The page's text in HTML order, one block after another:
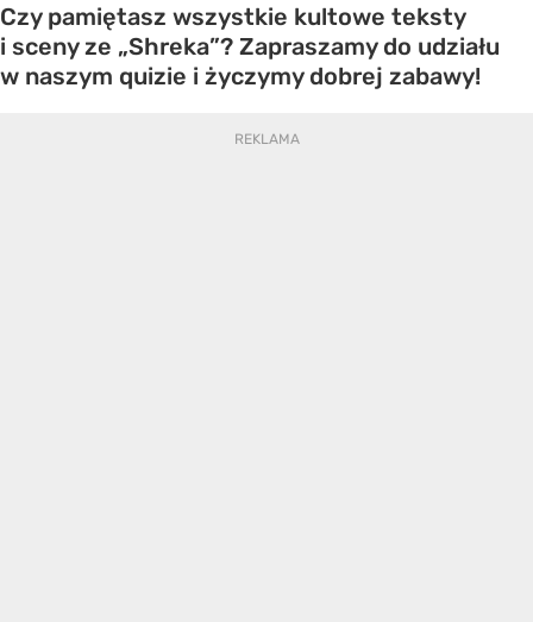
Czy pamiętasz wszystkie kultowe teksty
i sceny ze „Shreka”? Zapraszamy do udziału
w naszym quizie i życzymy dobrej zabawy!